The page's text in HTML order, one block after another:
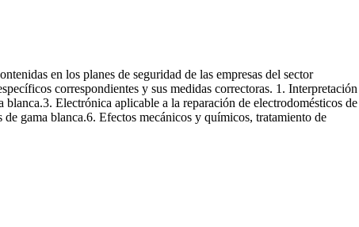
en los planes de seguridad de las empresas del sector
correspondientes y sus medidas correctoras. 1. Interpretación
Electrónica aplicable a la reparación de electrodomésticos de
gama blanca.6. Efectos mecánicos y químicos, tratamiento de